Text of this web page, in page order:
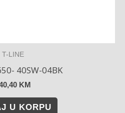
T-LINE
40SW-04BK
KM
U KORPU